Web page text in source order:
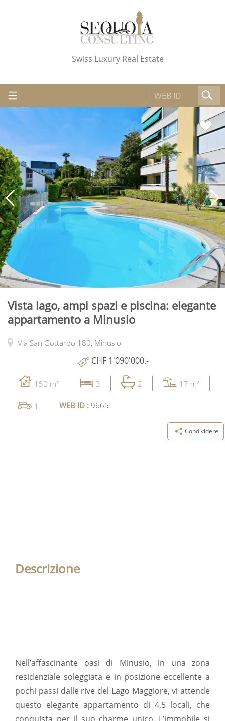
Swiss Luxury Real Estate
Vista lago, ampi spazi e piscina: elegante
appartamento a Minusio
Via San Gottardo 180, Minusio
CHF 1'090'000.-
150 m² 3 2 17 m²
1 WEB ID : 9665
Condividere
Descrizione
Nell’affascinante oasi di Minusio, in una zona
residenziale soleggiata e in posizione eccellente a
pochi passi dalle rive del Lago Maggiore, vi attende
questo elegante appartamento di 4,5 locali, che